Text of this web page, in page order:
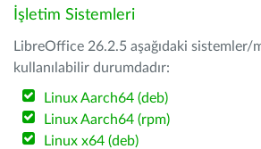
İşletim Sistemleri
LibreOffice 26.2.5 aşağıdaki sistemler/
kullanılabilir durumdadır:
Linux Aarch64 (deb)
Linux Aarch64 (rpm)
Linux x64 (deb)